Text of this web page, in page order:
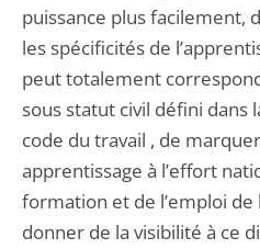
puissance plus facilement,
les spécificités de
peut totalement
sous statut civil défini dans
code du travail , de
apprentissage à l’effort
formation et de l’emploi
donner de la visibilité à ce